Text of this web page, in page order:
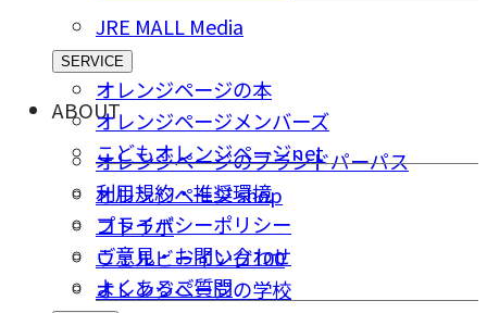
JRE MALL Media
SERVICE
オレンジページの本
オレンジページメンバーズ
こどもオレンジページnet
オレンジページ shop
コトラボ
ウェルビーイング100
オレンジページの学校
ABOUT
オレンジページのブランドパーパス
利用規約・推奨環境
プライバシーポリシー
ご意⾒・お問い合わせ
よくあるご質問